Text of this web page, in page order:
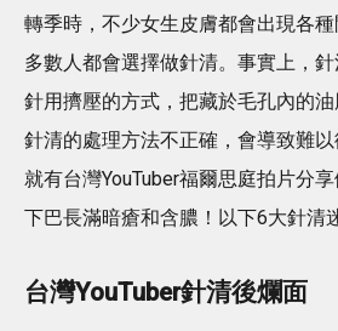
轉季時，不少女生皮膚都會出現各
多數人都會選擇做針清。事實上，
針用擠壓的方式，把藏於毛孔內的
針清的處理方法不正確，會導致難以
就有台灣YouTuber福爾思庭拍片分
下巴長滿暗瘡和含膿！以下6大針清
台灣YouTuber針清後爛面